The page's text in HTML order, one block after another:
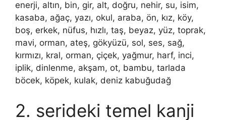
enerji, altın, bin, gir, alt, doğru, nehir, su, isim,
kasaba, ağaç, yazı, okul, araba, ön, kız, köy,
boş, erkek, nüfus, hızlı, taş, beyaz, yüz, toprak,
mavi, orman, ateş, gökyüzü, sol, ses, sağ,
kırmızı, kral, orman, çiçek, yağmur, harf, inci,
iplik, dinlenme, akşam, ot, bambu, tarlada
böcek, köpek, kulak, deniz kabuğudağ
2. serideki temel kanji